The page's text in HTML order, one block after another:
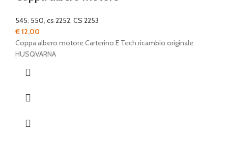
545, 550, cs 2252, CS 2253
€12,00
Coppa albero motore Carterino E Tech ricambio originale
HUSQVARNA